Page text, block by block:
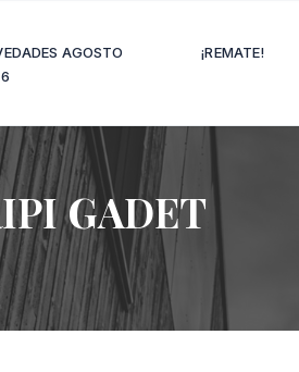
AGOSTO
¡REMATE!
GADET